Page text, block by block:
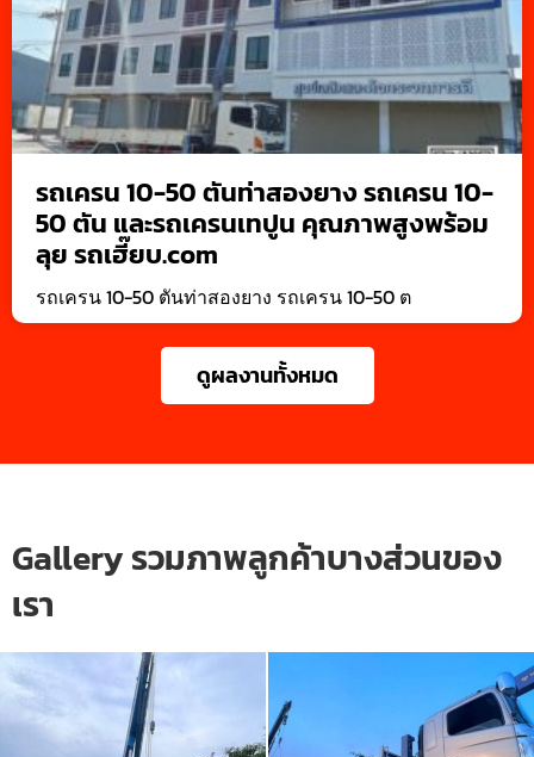
รถเครน 10-50 ตันท่าสองยาง รถเครน 10-
50 ตัน และรถเครนเทปูน คุณภาพสูงพร้อม
ลุย รถเฮี๊ยบ.com
รถเครน 10-50 ตันท่าสองยาง รถเครน 10-50 ต
ดูผลงานทั้งหมด
Gallery รวมภาพลูกค้าบางส่วนของ
เรา